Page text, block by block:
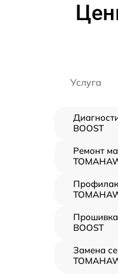
Услуга
BOOST
Ремонт
Прошивка
BOOST
Замена